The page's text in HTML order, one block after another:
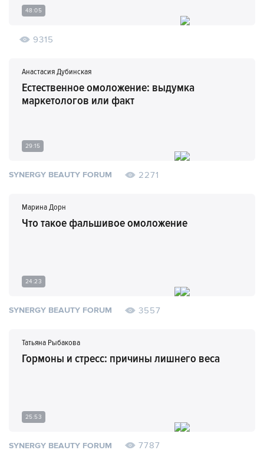
48:05
9315
Анастасия Дубинская
Естественное омоложение: выдумка
маркетологов или факт
29:15
SYNERGY BEAUTY FORUM 2271
Марина Дорн
Что такое фальшивое омоложение
24:23
SYNERGY BEAUTY FORUM 3557
Татьяна Рыбакова
Гормоны и стресс: причины лишнего веса
25:53
SYNERGY BEAUTY FORUM 7787